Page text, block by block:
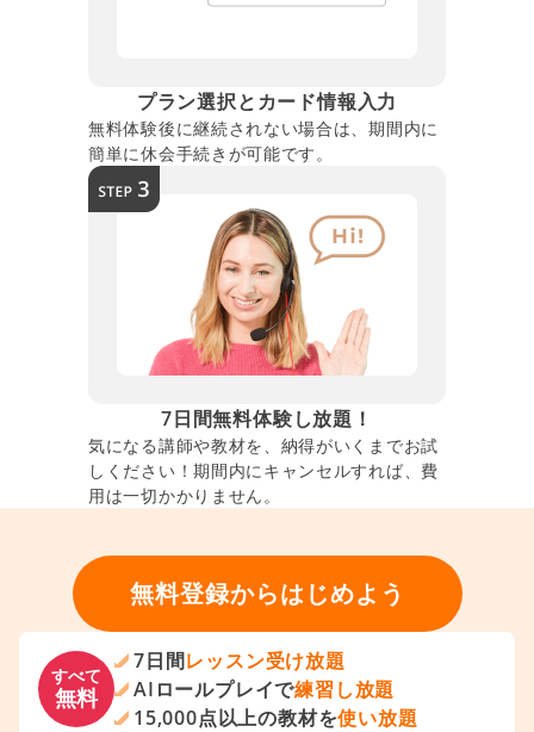
プラン選択とカード情報入力
無料体験後に継続されない場合は、期間内に
簡単に休会手続きが可能です。
7日間無料体験し放題！
気になる講師や教材を、納得がいくまでお試
しください！期間内にキャンセルすれば、費
用は一切かかりません。
無料登録からはじめよう
すべて
無料
7日間レッスン受け放題
AIロールプレイで練習し放題
15,000点以上の教材を使い放題